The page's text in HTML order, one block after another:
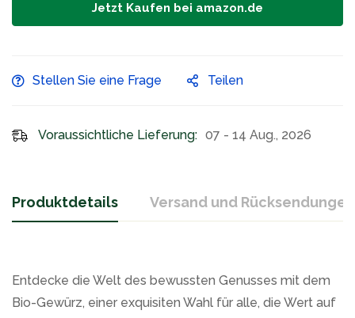
Jetzt Kaufen bei amazon.de
Stellen Sie eine Frage Teilen
Voraussichtliche Lieferung: 07 - 14 Aug., 2026
Produktdetails Versand und Rücksendungen
Entdecke die Welt des bewussten Genusses mit dem
Bio-Gewürz, einer exquisiten Wahl für alle, die Wert auf